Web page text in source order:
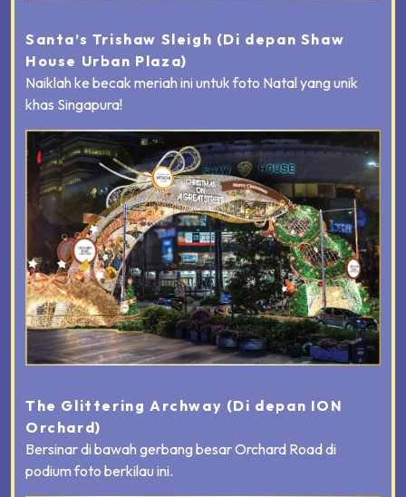
Santa’s Trishaw Sleigh (Di depan Shaw
House Urban Plaza)
Naiklah ke becak meriah ini untuk foto Natal yang unik
khas Singapura!
The Glittering Archway (Di depan ION
Orchard)
Bersinar di bawah gerbang besar Orchard Road di
podium foto berkilau ini.